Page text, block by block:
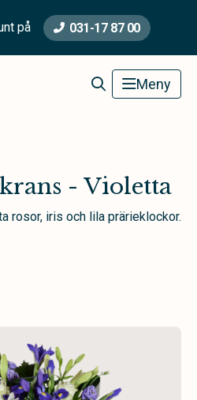
på 031-17 87 00
Begravningsbyrå Meny
- Violetta
rosor, iris och lila prärieklockor.